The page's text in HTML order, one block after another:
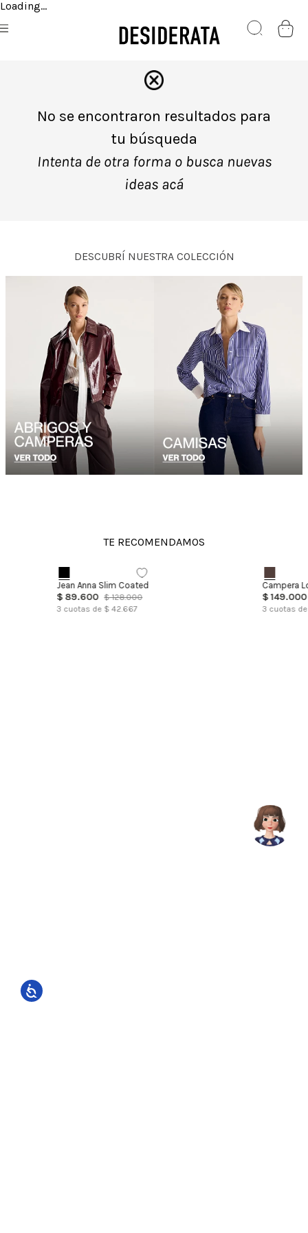
Loading...
No se encontraron resultados para
tu búsqueda
Intenta de otra forma o busca nuevas
ideas acá
DESCUBRÍ NUESTRA COLECCIÓN
TE RECOMENDAMOS
Jean Anna Slim Coated
$ 89.600 $ 128.000
3 cuotas de $ 42.667
DESTACADO
Campera
$149.000
3 cuotas